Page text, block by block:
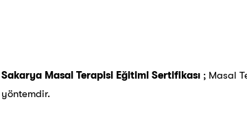
Sakarya Masal Terapisi Eğitimi Sertifikası ; Masal
yöntemdir.